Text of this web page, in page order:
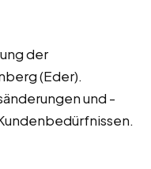
der
(Eder).
und -